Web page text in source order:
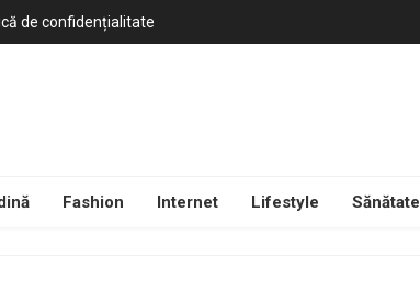
de confidențialitate
Fashion Internet Lifestyle Sănătate